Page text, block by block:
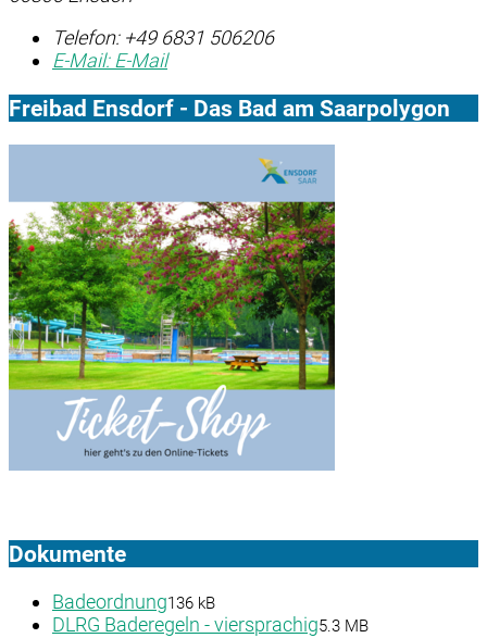
Telefon: +49 6831 506206
E-Mail: E-Mail
Freibad Ensdorf - Das Bad am Saarpolygon
Dokumente
Badeordnung136 kB
DLRG Baderegeln - viersprachig5.3 MB